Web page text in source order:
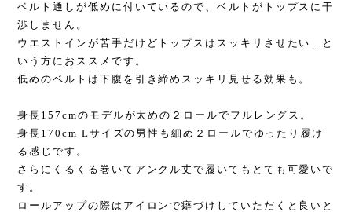
ベルト通しが低めに付いているので、ベルトがトップスに干
渉しません。
ウエストインが苦手だけどトップスはスッキリさせたい…と
いう方におススメです。
低めのベルトは下腹を引き締めスッキリ見せる効果も。
身長157cmのモデルが太めの２ロールでフルレングス。
身長170cm Lサイズの男性も細め２ロールでゆったり履け
る感じです。
さらにくるくる巻いてアンクル丈で履いてもとても可愛いで
す。
ロールアップの際はアイロンで癖づけしていただくと良いと